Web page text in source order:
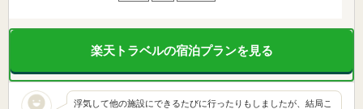
楽天トラベルの宿泊プランを見る
浮気して他の施設にできるたびに行ったりもしましたが、結局こ